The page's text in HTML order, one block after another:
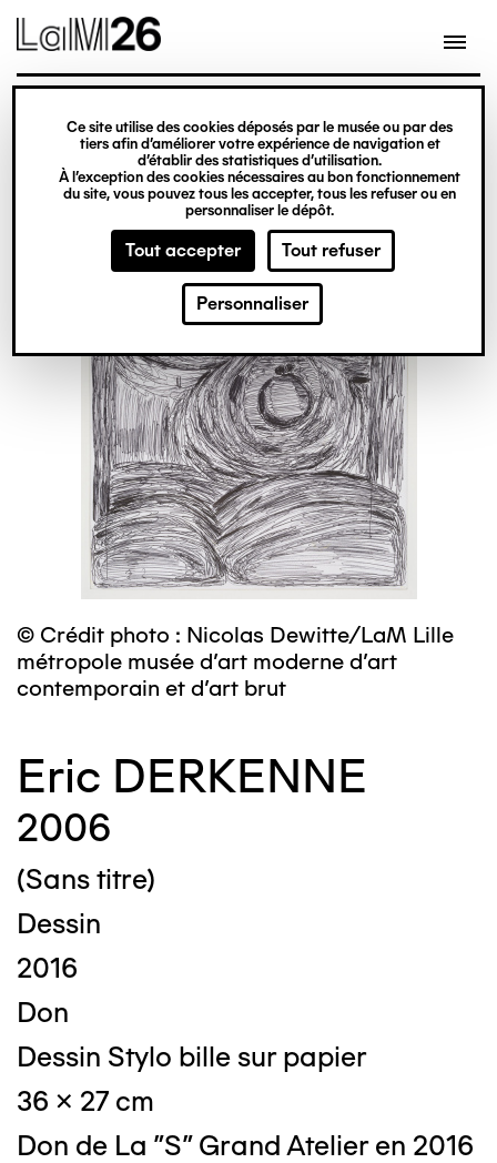
Gestion des cookies
Ce site utilise des cookies déposés par le musée ou par des
tiers afin d’améliorer votre expérience de navigation et
d’établir des statistiques d’utilisation.
À l’exception des cookies nécessaires au bon fonctionnement
du site, vous pouvez tous les accepter, tous les refuser ou en
personnaliser le dépôt.
Tout accepter Tout refuser
Personnaliser
contenu
© Crédit photo : Nicolas Dewitte/LaM Lille
métropole musée d’art moderne d’art
contemporain et d’art brut
Eric DERKENNE
2006
(Sans titre)
Dessin
2016
Don
Dessin Stylo bille sur papier
36 x 27 cm
Don de La "S" Grand Atelier en 2016